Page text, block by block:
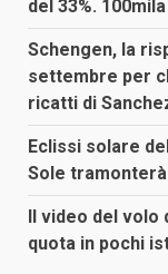
del 33%.
Schengen, la
settembre per
ricatti di
Eclissi solare
Sole
Il video del volo
quota in pochi